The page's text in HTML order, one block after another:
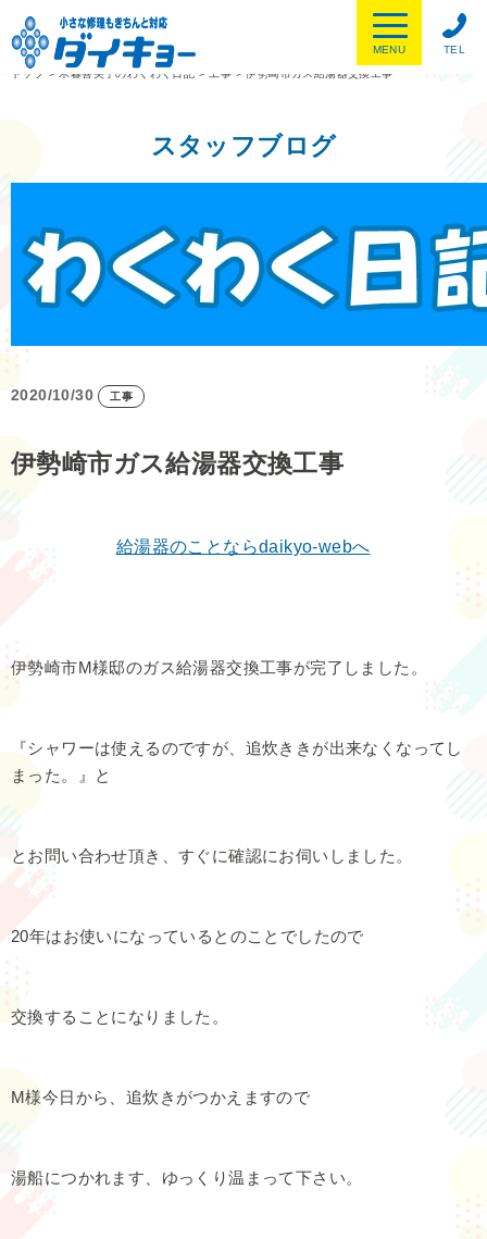
TEL
MENU
トップ
> 木暮喜美子のわくわく日記 > 工事 > 伊勢崎市ガス給湯器交換工事
スタッフブログ
2020/10/30 工事
伊勢崎市ガス給湯器交換工事
給湯器のことならdaikyo-webへ
伊勢崎市M様邸のガス給湯器交換工事が完了しました。
『シャワーは使えるのですが、追炊ききが出来なくなってし
まった。』と
とお問い合わせ頂き、すぐに確認にお伺いしました。
20年はお使いになっているとのことでしたので
交換することになりました。
M様今日から、追炊きがつかえますので
湯船につかれます、ゆっくり温まって下さい。